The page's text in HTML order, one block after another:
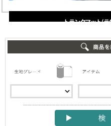
トランクマット(ラ